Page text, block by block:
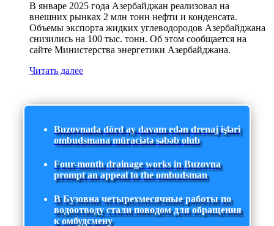
В январе 2025 года Азербайджан реализовал на
внешних рынках 2 млн тонн нефти и конденсата.
Объемы экспорта жидких углеводородов Азербайджана
снизились на 100 тыс. тонн. Об этом сообщается на
сайте Министерства энергетики Азербайджана.
Читать далее
Buzovnada dörd ay davam edən drenaj işləri
ombudsmana müraciətə səbəb olub
Four-month drainage works in Buzovna
prompt an appeal to the ombudsman
В Бузовна четырехмесячные работы по
водоотводу стали поводом для обращения
к омбудсмену